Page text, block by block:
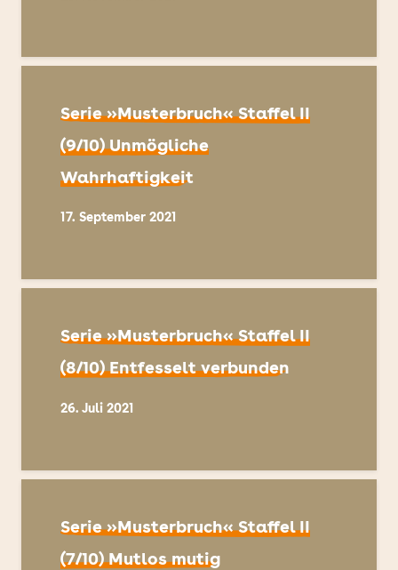
Serie »Musterbruch« Staffel II
(9/10) Unmögliche
Wahrhaftigkeit
17. September 2021
Serie »Musterbruch« Staffel II
(8/10) Entfesselt verbunden
26. Juli 2021
Serie »Musterbruch« Staffel II
(7/10) Mutlos mutig